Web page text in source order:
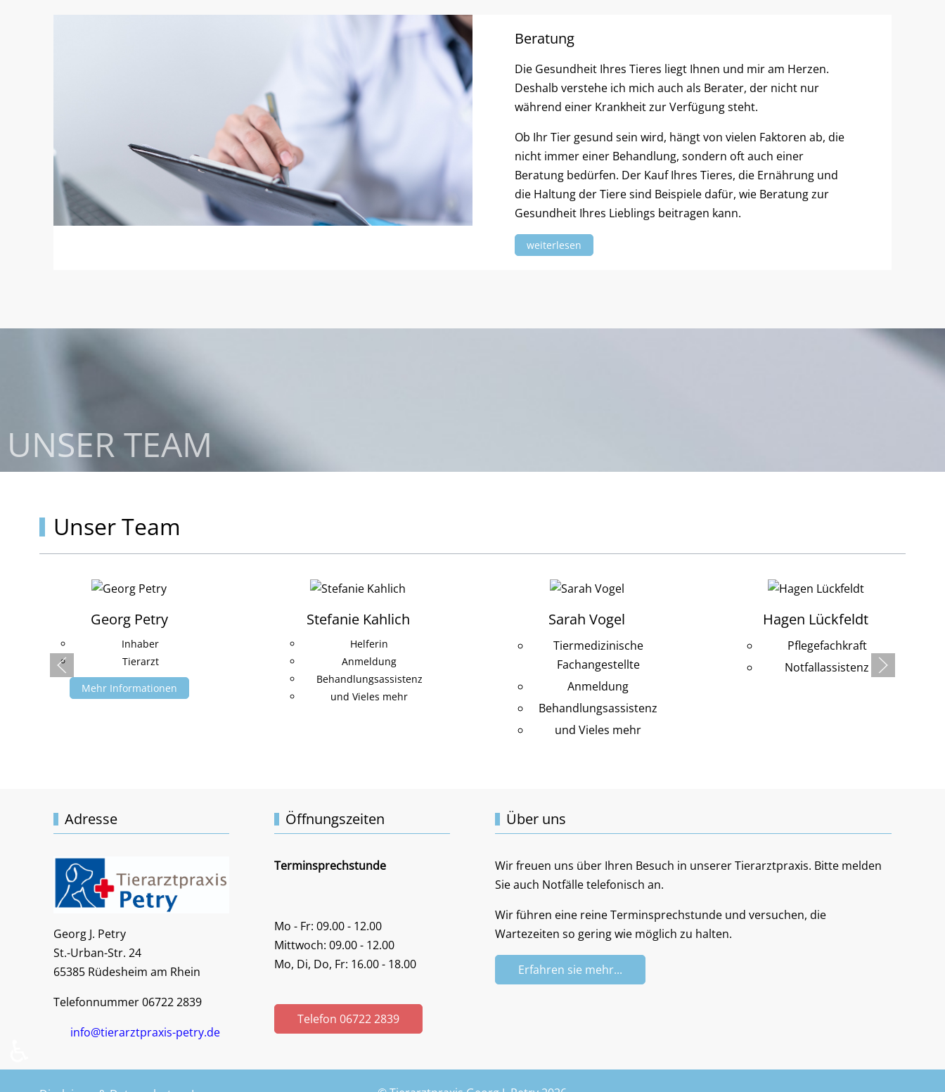
Beratung
Die Gesundheit Ihres Tieres liegt Ihnen und mir am Herzen.
Deshalb verstehe ich mich auch als Berater, der nicht nur
während einer Krankheit zur Verfügung steht.
Ob Ihr Tier gesund sein wird, hängt von vielen Faktoren ab, die
nicht immer einer Behandlung, sondern oft auch einer
Beratung bedürfen. Der Kauf Ihres Tieres, die Ernährung und
die Haltung der Tiere sind Beispiele dafür, wie Beratung zur
Gesundheit Ihres Lieblings beitragen kann.
weiterlesen
UNSER TEAM
Unser Team
Georg Petry
Inhaber
Tierarzt
Mehr Informationen
Stefanie Kahlich
Helferin
Anmeldung
Behandlungsassistenz
und Vieles mehr
Sarah Vogel
Tiermedizinische
Fachangestellte
Anmeldung
Behandlungsassistenz
und Vieles mehr
Hagen Lückfeldt
Pflegefachkraft
Notfallassistenz
Adresse
Georg J. Petry
St.-Urban-Str. 24
65385 Rüdesheim am Rhein
Telefonnummer 06722 2839
info@tierarztpraxis-petry.de
Öffnungszeiten
Terminsprechstunde
Mo - Fr: 09.00 - 12.00
Mittwoch: 09.00 - 12.00
Mo, Di, Do, Fr: 16.00 - 18.00
Telefon 06722 2839
Über uns
Wir freuen uns über Ihren Besuch in unserer Tierarztpraxis. Bitte melden
Sie auch Notfälle telefonisch an.
Wir führen eine reine Terminsprechstunde und versuchen, die
Wartezeiten so gering wie möglich zu halten.
Erfahren sie mehr...